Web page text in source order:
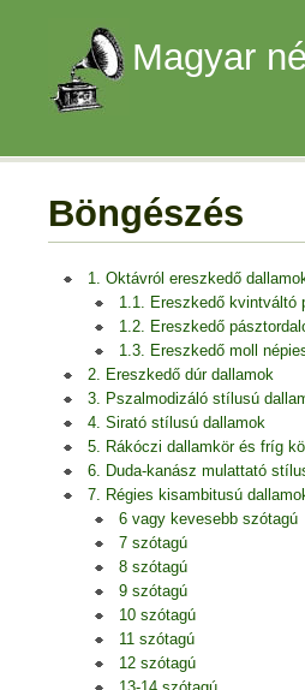
Magyar
Böngészés
1. Oktávról ereszkedő
1.1. Ereszkedő kvintváltó
1.2. Ereszkedő
1.3. Ereszkedő moll
2. Ereszkedő dúr dallamok
3. Pszalmodizáló stílusú
4. Sirató stílusú dallamok
5. Rákóczi dallamkör és fríg
6. Duda-kanász mulattató
7. Régies kisambitusú
6 vagy kevesebb szótagú
7 szótagú
8 szótagú
9 szótagú
10 szótagú
11 szótagú
12 szótagú